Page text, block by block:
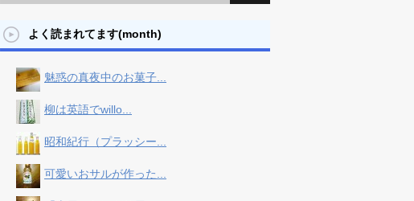
よく読まれてます(month)
魅惑の真夜中のお菓子...
柳は英語でwillo...
昭和紀行（プラッシー...
可愛いおサルが作った...